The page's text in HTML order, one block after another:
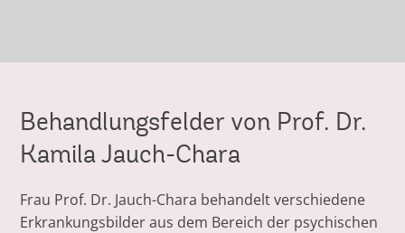
Behandlungsfelder von Prof. Dr.
Kamila Jauch-Chara
Frau Prof. Dr. Jauch-Chara behandelt verschiedene
Erkrankungsbilder aus dem Bereich der psychischen